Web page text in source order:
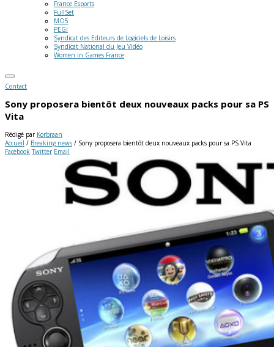
France Esports
FullSet
MO5
PEGI
Syndicat des Editeurs de Logiciels de Loisirs
Syndicat National du Jeu Vidéo
Women in Games France
Contact
Sony proposera bientôt deux nouveaux packs pour sa PS
Vita
Rédigé par Korbraan
Accueil / Breaking news / Sony proposera bientôt deux nouveaux packs pour sa PS Vita
Facebook Twitter Email